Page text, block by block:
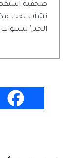
صحفية
نشأت تحت
الخير" لسنوات.